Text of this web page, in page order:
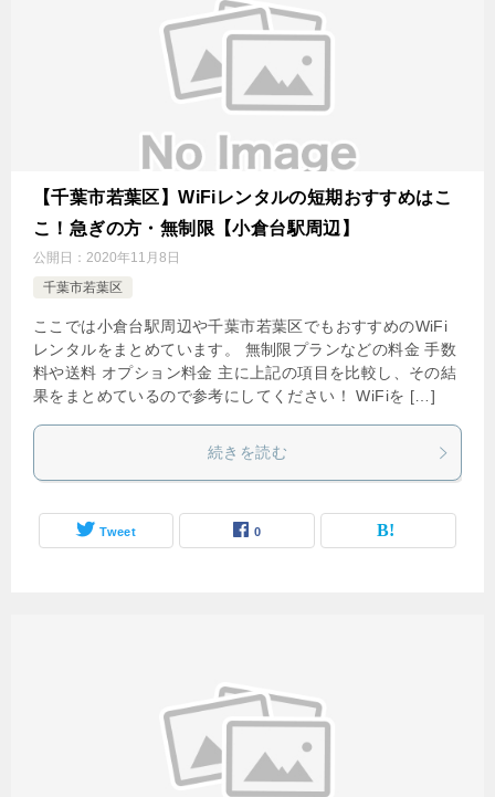
【千葉市若葉区】WiFiレンタルの短期おすすめはこ
こ！急ぎの方・無制限【小倉台駅周辺】
公開日： 2020年11月8日
千葉市若葉区
ここでは小倉台駅周辺や千葉市若葉区でもおすすめのWiFi
レンタルをまとめています。 無制限プランなどの料金 手数
料や送料 オプション料金 主に上記の項目を比較し、その結
果をまとめているので参考にしてください！ WiFiを […]
続きを読む
Tweet 0